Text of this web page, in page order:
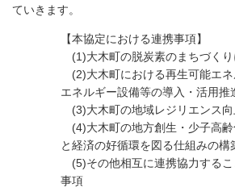
ていきます。
【本協定における連携事項】
(1)大木町の脱炭素のまちづく
(2)大木町における再生可能エ
エネルギー設備等の導入・活用推
(3)大木町の地域レジリエンス向
(4)大木町の地方創生・少子高
と経済の好循環を図る仕組みの構
(5)その他相互に連携協力するこ
事項